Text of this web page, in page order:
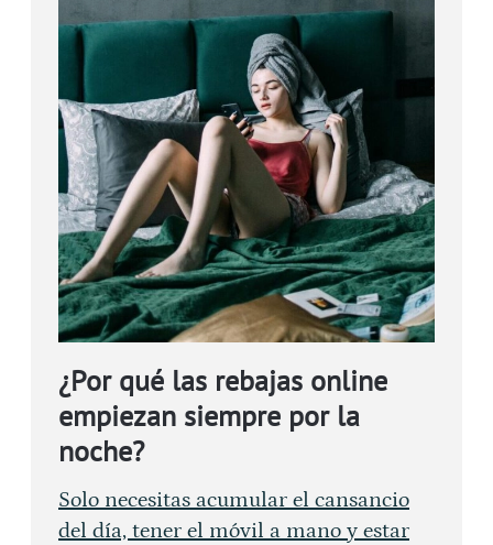
¿Por qué las rebajas online
empiezan siempre por la
noche?
Solo necesitas acumular el cansancio
del día, tener el móvil a mano y estar